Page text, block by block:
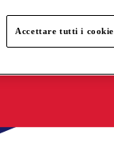
Accettare tutti i cookie